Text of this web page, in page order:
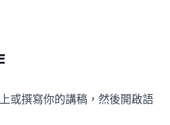
或撰寫你的講稿，然後開啟語